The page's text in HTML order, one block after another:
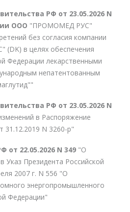
РФ от 23.05.2026 N
ООО "ПРОМОМЕД РУС"
без согласия компании
в целях обеспечения
Федерации лекарственными
непатентованным
РФ от 23.05.2026 N
в Распоряжение
31.12.2019 N 3260-р"
от 22.05.2026 N 349 "О
Указ Президента Российской
2007 г. N 556 "О
энергопромышленного
Федерации"